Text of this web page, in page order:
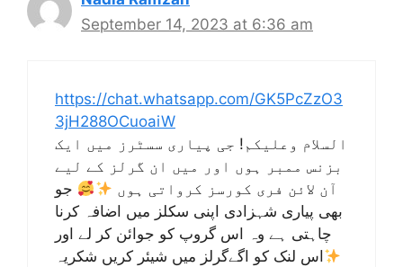
September 14, 2023 at 6:36 am
https://chat.whatsapp.com/GK5PcZzO3
3jH288OCuoaiW
السلام وعلیکم! جی پیاری سسٹرز میں ایک
بزنس ممبر ہوں اور میں ان گرلز کے لیے
آن لائن فری کورسز کرواتی ہوں
جو
بھی پیاری شہزادی اپنی سکلز میں اضافہ کرنا
چاہتی ہے وہ اس گروپ کو جوائن کر لے اور
اس لنک کو اگےگرلز میں شیئر کریں شکریہ